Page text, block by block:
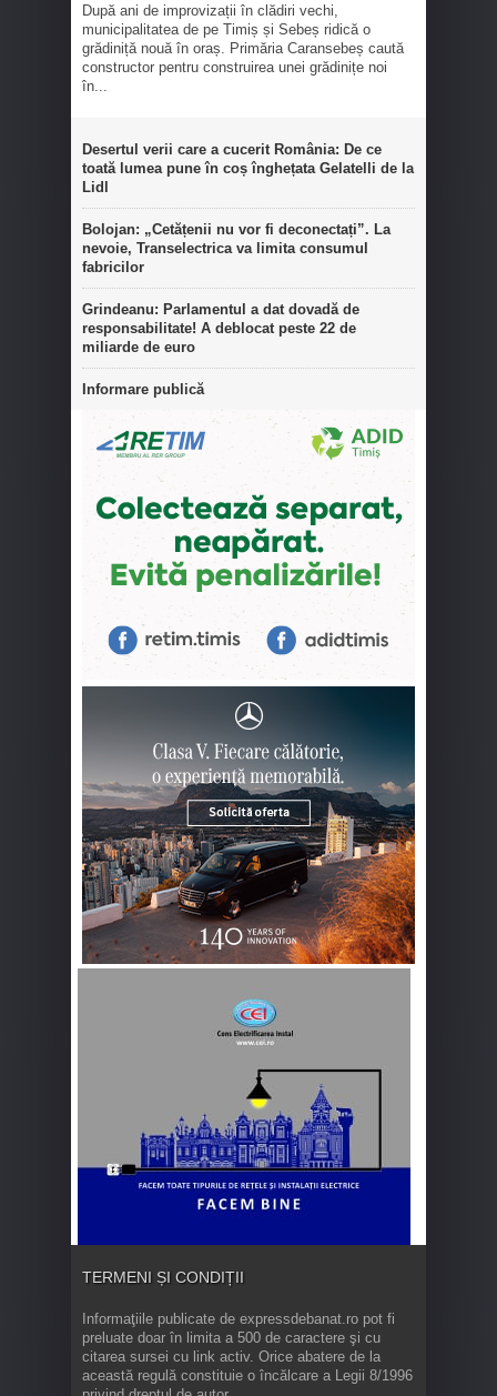
După ani de improvizații în clădiri vechi,
municipalitatea de pe Timiș și Sebeș ridică o
grădiniță nouă în oraș. Primăria Caransebeș caută
constructor pentru construirea unei grădinițe noi
în...
Desertul verii care a cucerit România: De ce
toată lumea pune în coș înghețata Gelatelli de la
Lidl
Bolojan: „Cetățenii nu vor fi deconectați”. La
nevoie, Transelectrica va limita consumul
fabricilor
Grindeanu: Parlamentul a dat dovadă de
responsabilitate! A deblocat peste 22 de
miliarde de euro
Informare publică
TERMENI ȘI CONDIȚII
Informaţiile publicate de expressdebanat.ro pot fi
preluate doar în limita a 500 de caractere şi cu
citarea sursei cu link activ. Orice abatere de la
această regulă constituie o încălcare a Legii 8/1996